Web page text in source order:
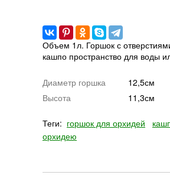
Объем 1л. Горшок с
кашпо пространство для воды
Диаметр горшка
12,5см
Высота
11,3см
Теги: горшок для орхидей
орхидею